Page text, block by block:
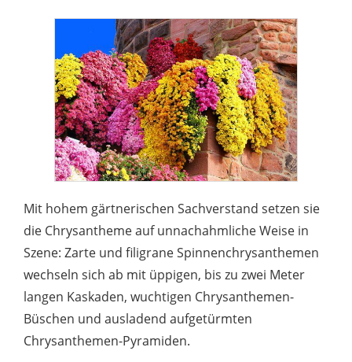
Mit hohem gärtnerischen Sachverstand setzen sie
die Chrysantheme auf unnachahmliche Weise in
Szene: Zarte und filigrane Spinnenchrysanthemen
wechseln sich ab mit üppigen, bis zu zwei Meter
langen Kaskaden, wuchtigen Chrysanthemen-
Büschen und ausladend aufgetürmten
Chrysanthemen-Pyramiden.